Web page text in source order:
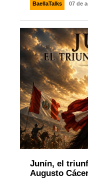
BaellaTalks 07 de
Junín, el
Augusto